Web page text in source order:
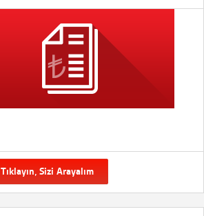
Tıklayın, Sizi Arayalım